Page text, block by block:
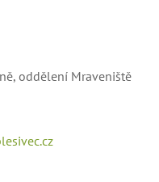
oddělení Mraveniště